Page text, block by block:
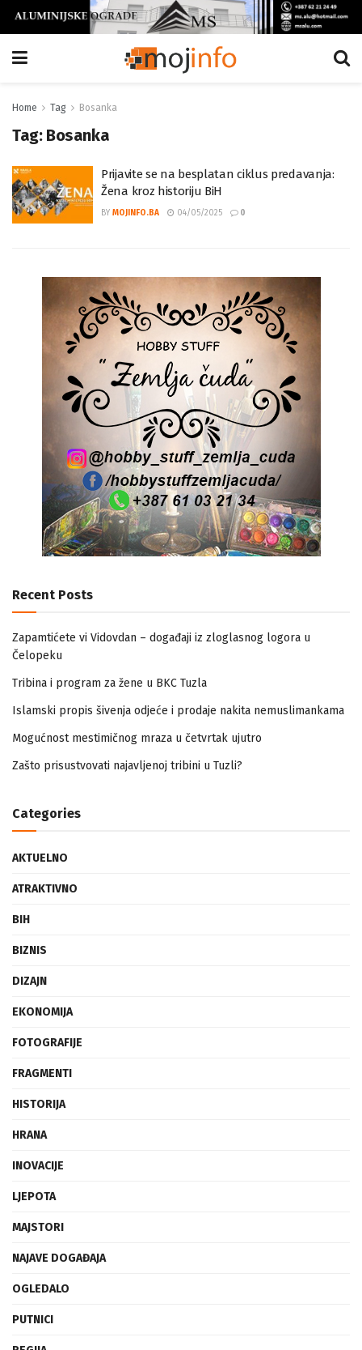
Home Tag Bosanka
Tag: Bosanka
Prijavite se na besplatan ciklus predavanja:
Žena kroz historiju BiH
BY MOJINFO.BA 04/05/2025 0
Recent Posts
Zapamtićete vi Vidovdan – događaji iz zloglasnog logora u
Čelopeku
Tribina i program za žene u BKC Tuzla
Islamski propis šivenja odjeće i prodaje nakita nemuslimankama
Mogućnost mestimičnog mraza u četvrtak ujutro
Zašto prisustvovati najavljenoj tribini u Tuzli?
Categories
AKTUELNO
ATRAKTIVNO
BIH
BIZNIS
DIZAJN
EKONOMIJA
FOTOGRAFIJE
FRAGMENTI
HISTORIJA
HRANA
INOVACIJE
LJEPOTA
MAJSTORI
NAJAVE DOGAĐAJA
OGLEDALO
PUTNICI